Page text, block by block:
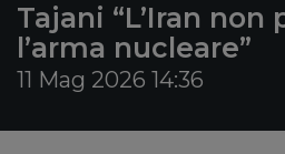
Tajani “L’Iran non
l’arma nucleare”
11 Mag 2026 14:36